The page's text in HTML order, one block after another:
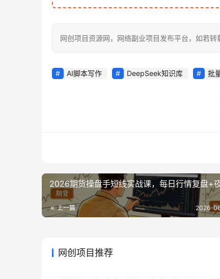
网创项目资源网，网络副业项目发布平台，如若
AI脚本写作 DeepSeek知识库 批
2026期货操盘手短线实战课，每日行情复盘+
上一篇 2026-
网创项目推荐